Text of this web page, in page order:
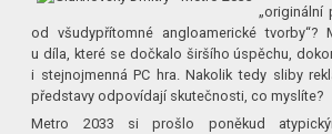
„originální
od všudypřítomné angloamerické tvorby“?
u díla, které se dočkalo širšího úspěchu,
i stejnojmenná PC hra. Nakolik tedy sliby
představy odpovídají skutečnosti, co myslíte?
Metro 2033 si prošlo poněkud